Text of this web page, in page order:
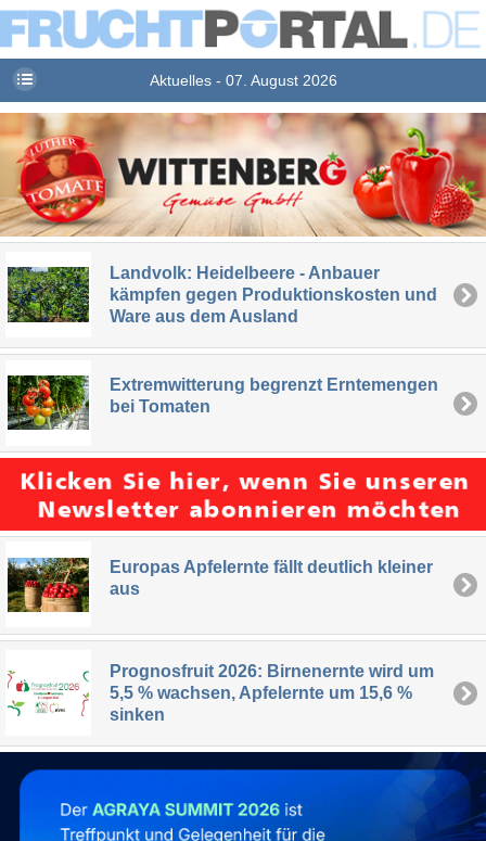
Aktuelles - 07. August 2026
Landvolk: Heidelbeere - Anbauer
kämpfen gegen Produktionskosten und
Ware aus dem Ausland
Extremwitterung begrenzt Erntemengen
bei Tomaten
Europas Apfelernte fällt deutlich kleiner
aus
Prognosfruit 2026: Birnenernte wird um
5,5 % wachsen, Apfelernte um 15,6 %
sinken